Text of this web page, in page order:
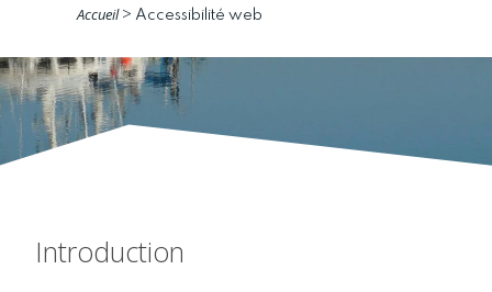
Accueil> Accessibilité web
Introduction